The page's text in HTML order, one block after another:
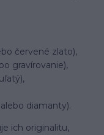
červené zlato),
gravírovanie),
diamanty).
ich originalitu,